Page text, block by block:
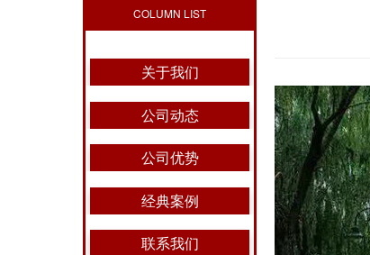
COLUMN LIST
关于我们
公司动态
公司优势
经典案例
联系我们